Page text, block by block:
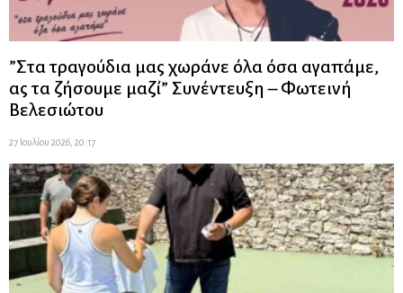
”Στα τραγούδια μας χωράνε όλα όσα αγαπάμε,
ας τα ζήσουμε μαζί” Συνέντευξη – Φωτεινή
Βελεσιώτου
27 Ιουλίου 2026, 20:17